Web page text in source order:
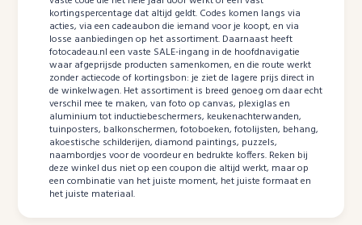
kortingspercentage dat altijd geldt. Codes komen langs via
acties, via een cadeaubon die iemand voor je koopt, en via
losse aanbiedingen op het assortiment. Daarnaast heeft
fotocadeau.nl een vaste SALE-ingang in de hoofdnavigatie
waar afgeprijsde producten samenkomen, en die route werkt
zonder actiecode of kortingsbon: je ziet de lagere prijs direct in
de winkelwagen. Het assortiment is breed genoeg om daar echt
verschil mee te maken, van foto op canvas, plexiglas en
aluminium tot inductiebeschermers, keukenachterwanden,
tuinposters, balkonschermen, fotoboeken, fotolijsten, behang,
akoestische schilderijen, diamond paintings, puzzels,
naambordjes voor de voordeur en bedrukte koffers. Reken bij
deze winkel dus niet op een coupon die altijd werkt, maar op
een combinatie van het juiste moment, het juiste formaat en
het juiste materiaal.